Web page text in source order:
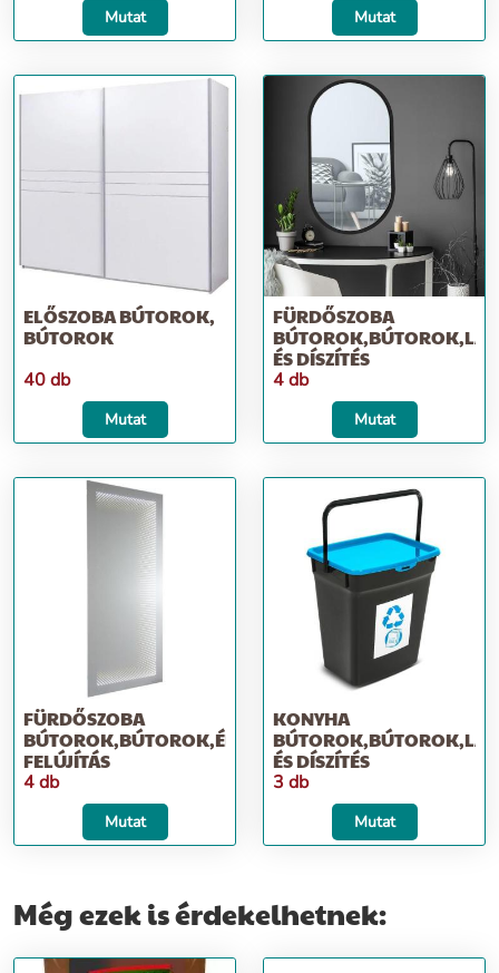
Mutat Mutat
ELŐSZOBA BÚTOROK,
BÚTOROK
40 db
Mutat
FÜRDŐSZOBA
ÉS DÍSZÍTÉS
4 db
Mutat
FÜRDŐSZOBA
BÚTOROK,BÚTOROK,ÉPÍTKEZÉS;
FELÚJÍTÁS
4 db
Mutat
KONYHA
ÉS DÍSZÍTÉS
3 db
Mutat
Még ezek is érdekelhetnek: